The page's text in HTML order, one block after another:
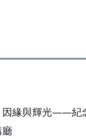
因緣與輝光——紀
廳